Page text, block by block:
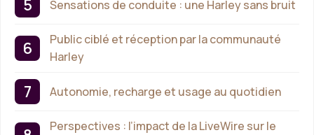
Sensations de conduite : une Harley sans bruit
Public ciblé et réception par la communauté
Harley
Autonomie, recharge et usage au quotidien
Perspectives : l’impact de la LiveWire sur le